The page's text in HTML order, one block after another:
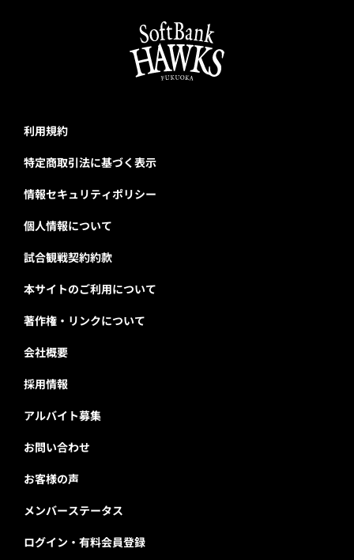
利用規約
特定商取引法に基づく表示
情報セキュリティポリシー
個人情報について
試合観戦契約約款
本サイトのご利用について
著作権・リンクについて
会社概要
採用情報
アルバイト募集
お問い合わせ
お客様の声
メンバーステータス
ログイン・有料会員登録